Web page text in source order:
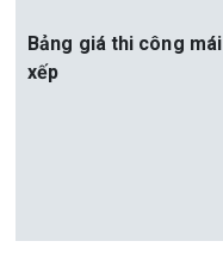
Bảng giá thi công mái
xếp